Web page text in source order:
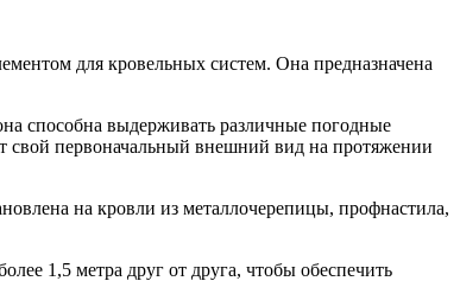
для кровельных систем. Она предназначена
способна выдерживать различные погодные
свой первоначальный внешний вид на протяжении
на кровли из металлочерепицы, профнастила,
1,5 метра друг от друга, чтобы обеспечить